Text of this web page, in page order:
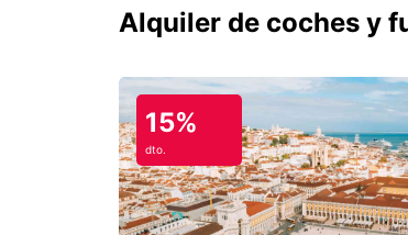
Alquiler de coches y
15%
dto.